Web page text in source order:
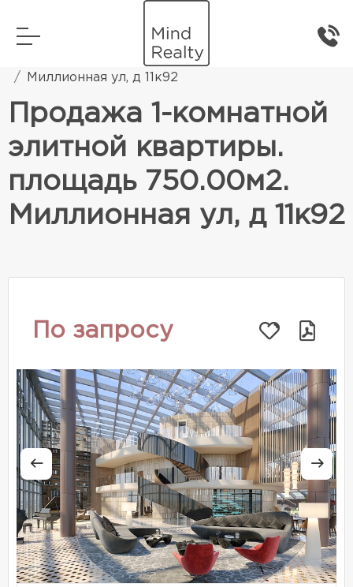
Элитная жилая недвижимость
Миллионная ул, д 11к92
Продажа 1-комнатной
элитной квартиры.
площадь 750.00м2.
Миллионная ул, д 11к92
По запросу